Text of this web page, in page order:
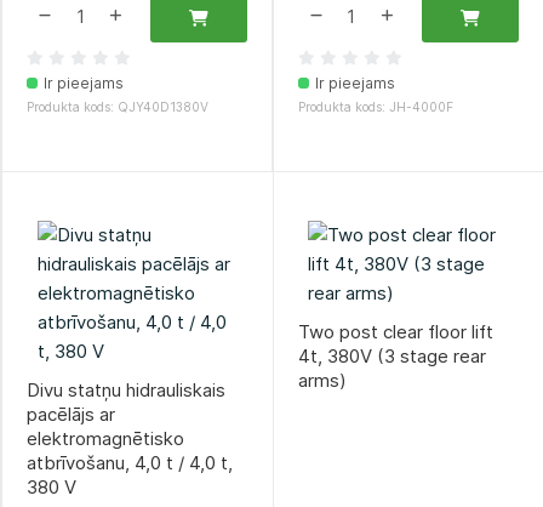
Ir pieejams
Produkta kods: QJY40D1380V
Ir pieejams
Produkta kods: JH-4000F
Divu statņu hidrauliskais
pacēlājs ar
elektromagnētisko
atbrīvošanu, 4,0 t / 4,0 t,
380 V
Two post clear floor lift
4t, 380V (3 stage rear
arms)